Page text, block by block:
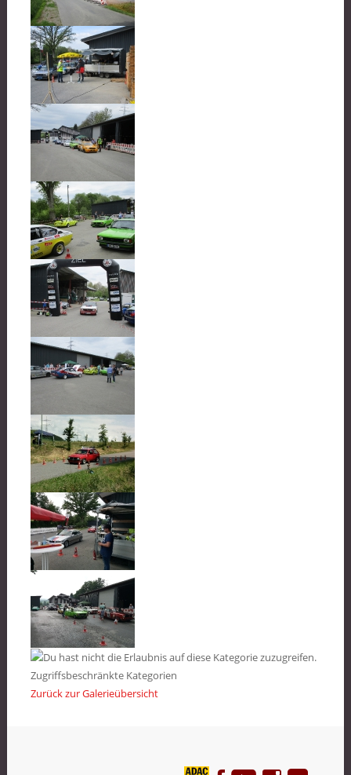
Zugriffsbeschränkte Kategorien
Zurück zur Galerieübersicht